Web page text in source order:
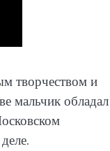
творчеством и
мальчик обладал